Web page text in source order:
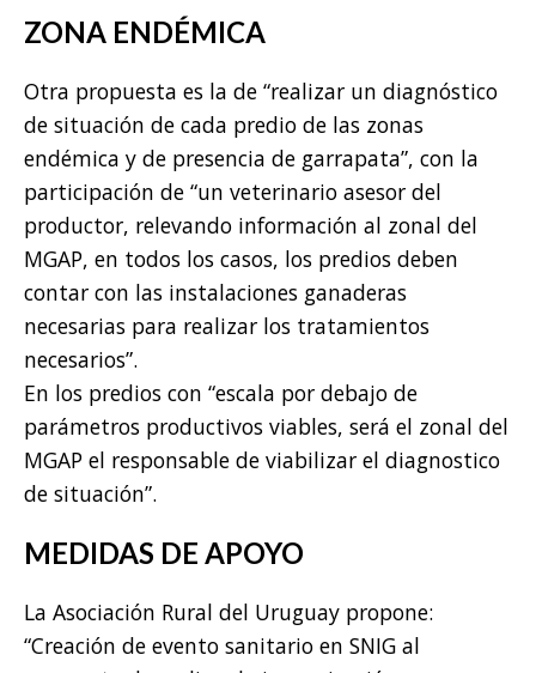
ZONA ENDÉMICA
Otra propuesta es la de “realizar un diagnóstico
de situación de cada predio de las zonas
endémica y de presencia de garrapata”, con la
participación de “un veterinario asesor del
productor, relevando información al zonal del
MGAP, en todos los casos, los predios deben
contar con las instalaciones ganaderas
necesarias para realizar los tratamientos
necesarios”.
En los predios con “escala por debajo de
parámetros productivos viables, será el zonal del
MGAP el responsable de viabilizar el diagnostico
de situación”.
MEDIDAS DE APOYO
La Asociación Rural del Uruguay propone:
“Creación de evento sanitario en SNIG al